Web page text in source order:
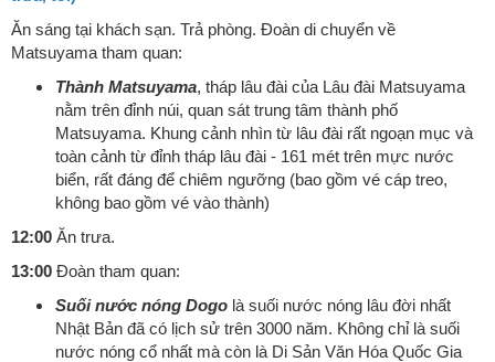
Ăn sáng tại khách sạn. Trả phòng. Đoàn di chuyển về
Matsuyama tham quan:
Thành Matsuyama, tháp lâu đài của Lâu đài Matsuyama
nằm trên đỉnh núi, quan sát trung tâm thành phố
Matsuyama. Khung cảnh nhìn từ lâu đài rất ngoạn mục và
toàn cảnh từ đỉnh tháp lâu đài - 161 mét trên mực nước
biển, rất đáng để chiêm ngưỡng (bao gồm vé cáp treo,
không bao gồm vé vào thành)
12:00 Ăn trưa.
13:00 Đoàn tham quan:
Suối nước nóng Dogo là suối nước nóng lâu đời nhất
Nhật Bản đã có lịch sử trên 3000 năm. Không chỉ là suối
nước nóng cổ nhất mà còn là Di Sản Văn Hóa Quốc Gia